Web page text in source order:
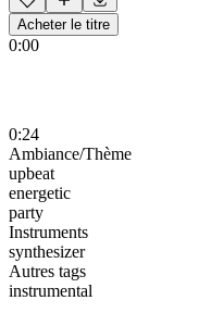
Acheter le titre
0:00
0:24
Ambiance/Thème
upbeat
energetic
party
Instruments
synthesizer
Autres tags
instrumental